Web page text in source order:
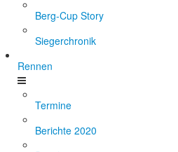
Berg-Cup Story
Siegerchronik
Rennen
Termine
Berichte 2020